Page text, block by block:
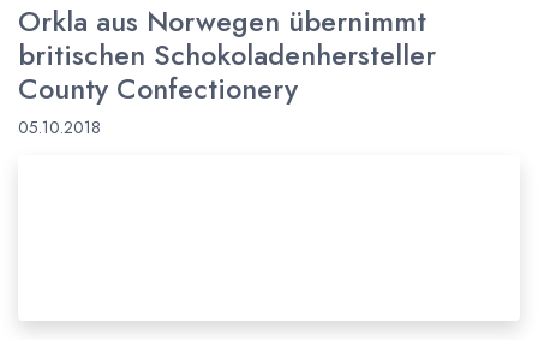
Orkla aus Norwegen übernimmt
britischen Schokoladenhersteller
County Confectionery
05.10.2018